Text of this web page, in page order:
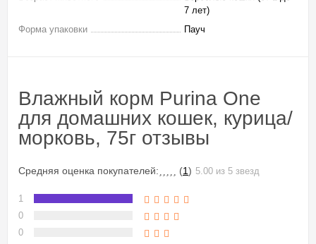
7 лет)
Форма упаковки
Пауч
Влажный корм Purinа One
для домашних кошек, курица/
морковь, 75г отзывы
Средняя оценка покупателей: (1) 5.00 из 5 звезд
1
0
0